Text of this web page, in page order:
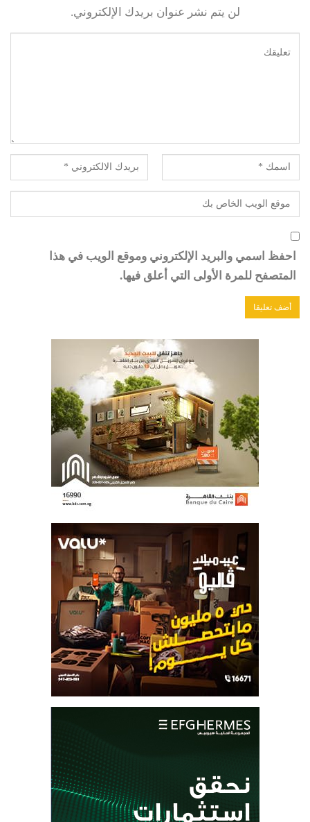
لن يتم نشر عنوان بريدك الإلكتروني.
احفظ اسمي والبريد الإلكتروني وموقع الويب في هذا
المتصفح للمرة الأولى التي أعلق فيها.